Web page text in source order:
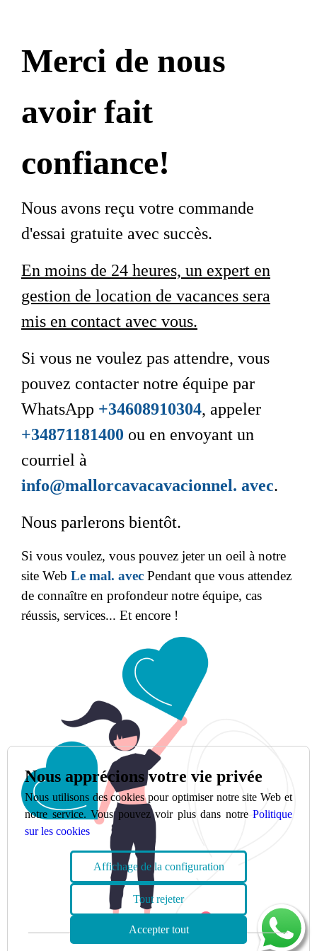
Merci de nous
avoir fait
confiance!
Nous avons reçu votre commande
d'essai gratuite avec succès.
En moins de 24 heures, un expert en
gestion de location de vacances sera
mis en contact avec vous.
Si vous ne voulez pas attendre, vous
pouvez contacter notre équipe par
WhatsApp +34608910304, appeler
+34871181400 ou en envoyant un
courriel à
info@mallorcavacavacionnel. avec.
Nous parlerons bientôt.
Si vous voulez, vous pouvez jeter un oeil à notre
site Web Le mal. avec Pendant que vous attendez
de connaître en profondeur notre équipe, cas
réussis, services... Et encore !
Nous apprécions votre vie privée
Nous utilisons des cookies pour optimiser notre site Web et
notre service. Vous pouvez voir plus dans notre Politique
sur les cookies
Affichage de la configuration
Tout rejeter
Accepter tout